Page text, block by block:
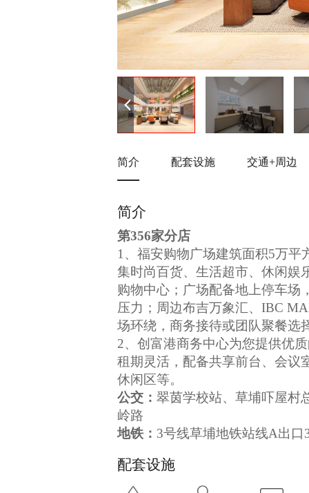
简介 配套设施 交通+周边
简介
第356家分店
1、 福安购物广场建筑面积5万平
集时尚百货、生活超市、休闲娱
购物中心；广场配备地上停车场
压力；周边布吉万象汇、IBC
场环绕，商务接待或团队聚餐选
2、创富港商务中心为您提供优
租期灵活，配备共享前台、会议
休闲区等。
公交： 翠茵学校站、草埔吓屋村
岭路
地铁： 3号线草埔地铁站线A出口
配套设施